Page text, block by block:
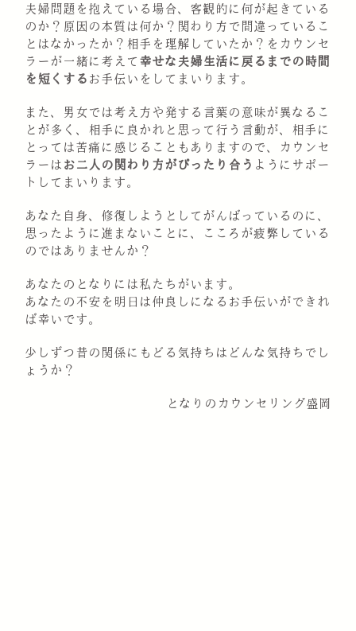
夫婦問題を抱えている場合、客観的に何が起きている
のか？原因の本質は何か？関わり方で間違っているこ
とはなかったか？相手を理解していたか？をカウンセ
ラーが一緒に考えて 幸せな夫婦生活に戻るまでの時間
を短くする お手伝いをしてまいります。
また、男女では考え方や発する言葉の意味が異なるこ
とが多く、相手に良かれと思って行う言動が、相手に
とっては苦痛に感じることもありますので、カウンセ
ラーは お二人の関わり方がぴったり合う ようにサポー
トしてまいります。
あなた自身、修復しようとしてがんばっているのに、
思ったように進まないことに、こころが疲弊している
のではありませんか？
あなたのとなりには私たちがいます。
あなたの不安を明日は仲良しになるお手伝いができれ
ば幸いです。
少しずつ昔の関係にもどる気持ちはどんな気持ちでし
ょうか？
となりのカウンセリング盛岡